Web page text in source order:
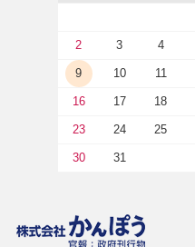
2 3 4
9 10 11
16 17 18
23 24 25
30 31